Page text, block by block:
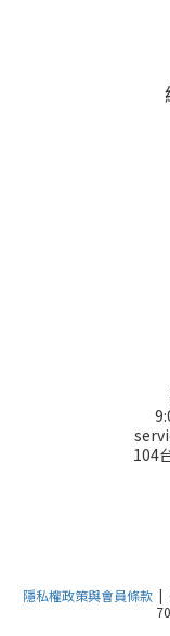
104
隱私權政策與會員條款 |